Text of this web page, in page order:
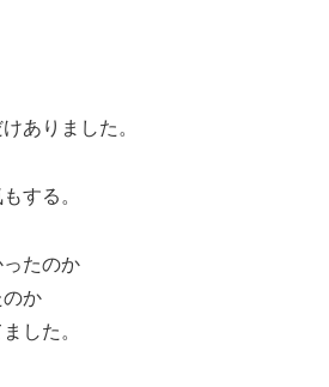
ありました。
する。
たのか
のか
した。